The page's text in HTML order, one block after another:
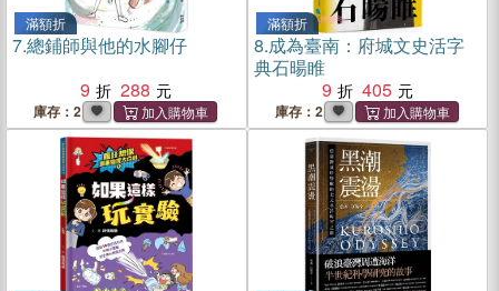
滿額折
7.總鋪師與他的水腳仔
9
288
庫存：2
滿額折
8.成為臺南：府城文史活字
典石暘睢
9
405
庫存：2